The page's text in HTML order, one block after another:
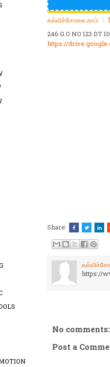
கல்விச்சோலை.காம்
246.G.O NO 123 DT
https://
Share:
https://
No comments:
Post a